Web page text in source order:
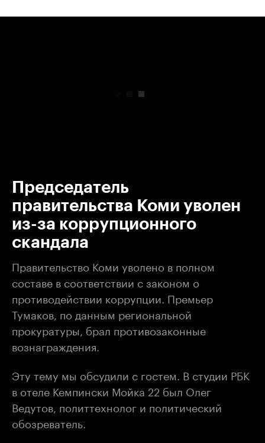
Председатель
правительства Коми уволен
из-за коррупционного
скандала
Правительство Коми уволено в полном
составе в соответствии с законом о
противодействии коррупции. Премьер
Тумаков, по данным региональной
прокуратуры, брал противозаконные
вознаграждения.
Эту тему мы обсудили с гостем. В студии РБК
в отеле Кемпински Мойка 22 был Олег
Ведутов, политтехнолог и политический
обозреватель.